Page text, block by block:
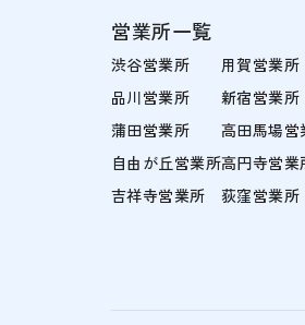
営業所一覧
渋谷営業所
品川営業所
蒲田営業所
自由が丘営業所
吉祥寺営業所
用賀営業所
新宿営業所
高田馬場営
高円寺営業
荻窪営業所